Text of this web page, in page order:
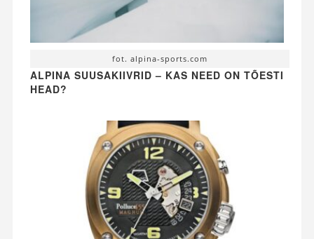
fot. alpina-sports.com
ALPINA SUUSAKIIVRID – KAS NEED ON TÕESTI
HEAD?